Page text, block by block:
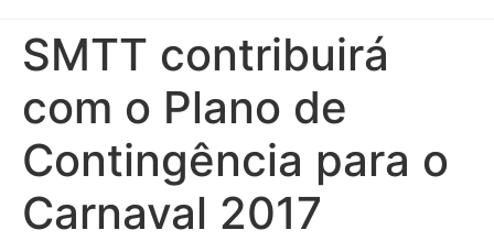
SMTT contribuirá
com o Plano de
Contingência para o
Carnaval 2017